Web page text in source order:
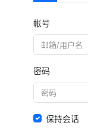
帐号
密码
保持会话